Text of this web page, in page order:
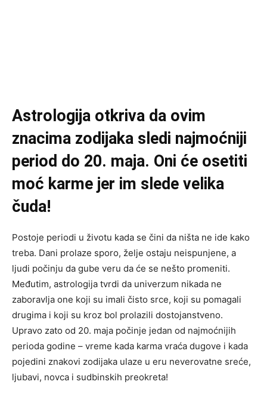
Astrologija otkriva da ovim
znacima zodijaka sledi najmoćniji
period do 20. maja. Oni će osetiti
moć karme jer im slede velika
čuda!
Postoje periodi u životu kada se čini da ništa ne ide kako
treba. Dani prolaze sporo, želje ostaju neispunjene, a
ljudi počinju da gube veru da će se nešto promeniti.
Međutim, astrologija tvrdi da univerzum nikada ne
zaboravlja one koji su imali čisto srce, koji su pomagali
drugima i koji su kroz bol prolazili dostojanstveno.
Upravo zato od 20. maja počinje jedan od najmoćnijih
perioda godine – vreme kada karma vraća dugove i kada
pojedini znakovi zodijaka ulaze u eru neverovatne sreće,
ljubavi, novca i sudbinskih preokreta!